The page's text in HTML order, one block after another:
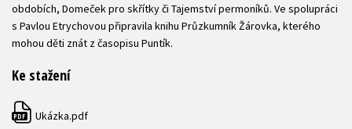
obdobích, Domeček pro skřítky či Tajemství permoníků. Ve spolupráci
s Pavlou Etrychovou připravila knihu Průzkumník Žárovka, kterého
mohou děti znát z časopisu Puntík.
Ke stažení
PDF Ukázka.pdf